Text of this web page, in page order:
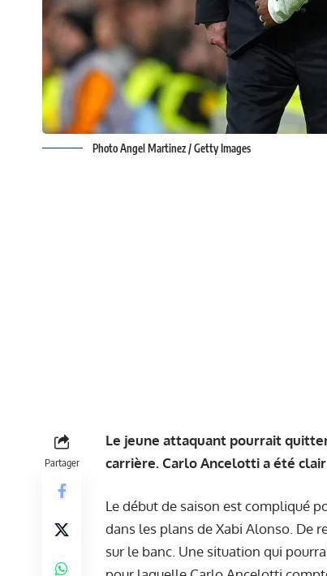
Photo Angel Martinez / Getty Images
Partager
Le jeune attaquant pourrait
carrière. Carlo Ancelotti a été
Le début de saison est compliqué
dans les plans de Xabi Alonso. De
sur le banc. Une situation qui